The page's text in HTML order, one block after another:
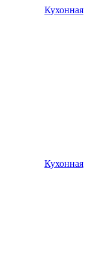
Кухонная
Кухонная